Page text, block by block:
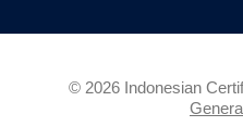
© 2026 Indonesian